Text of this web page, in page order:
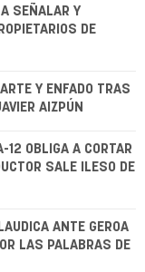
A SEÑALAR Y
DE
Y ENFADO TRAS
AIZPÚN
12 OBLIGA A CORTAR
SALE ILESO DE
ANTE GEROA
LAS PALABRAS DE